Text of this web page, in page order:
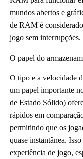
mundos abertos e
de RAM é
jogo sem interrupções.
O papel do
O tipo e a velocidade
um papel importante
de Estado Sólido)
rápidos em
permitindo que os
quase instantânea.
experiência de jogo,